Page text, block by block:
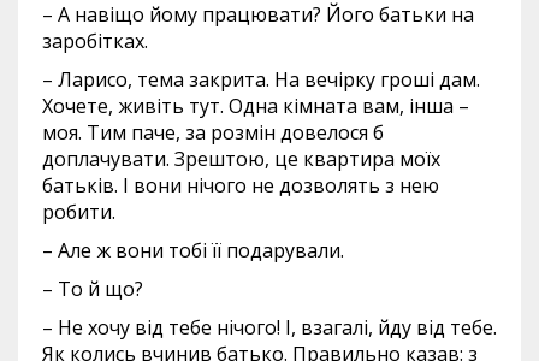
– А навіщо йому працювати? Його батьки на
заробітках.
– Ларисо, тема закрита. На вечірку гроші дам.
Хочете, живіть тут. Одна кімната вам, інша –
моя. Тим паче, за розмін довелося б
доплачувати. Зрештою, це квартира моїх
батьків. І вони нічого не дозволять з нею
робити.
– Але ж вони тобі її подарували.
– То й що?
– Не хочу від тебе нічого! І, взагалі, йду від тебе.
Як колись вчинив батько. Правильно казав: з